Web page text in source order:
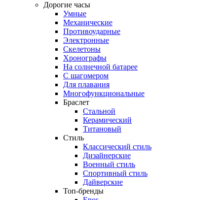
Дорогие часы
Умные
Механические
Противоударные
Электронные
Скелетоны
Хронографы
На солнечной батарее
С шагомером
Для плавания
Многофункциональные
Браслет
Стальной
Керамический
Титановый
Стиль
Классический стиль
Дизайнерские
Военный стиль
Спортивный стиль
Дайверские
Топ-бренды